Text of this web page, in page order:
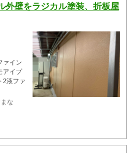
外壁をラジカル塗装、折板屋
ァイン
アイプ
2液ファ
な